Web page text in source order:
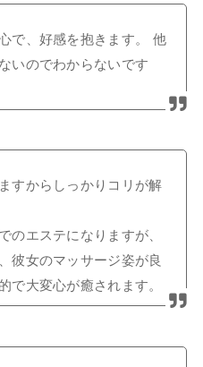
で、好感を抱きます。 他
いのでわからないです
すからしっかりコリが解
のエステになりますが、
彼女のマッサージ姿が良
で大変心が癒されます。